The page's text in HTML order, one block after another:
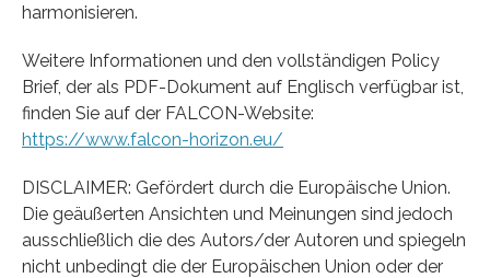
harmonisieren.
Weitere Informationen und den vollständigen Policy
Brief, der als PDF-Dokument auf Englisch verfügbar ist,
finden Sie auf der FALCON-Website:
https://www.falcon-horizon.eu/
DISCLAIMER: Gefördert durch die Europäische Union.
Die geäußerten Ansichten und Meinungen sind jedoch
ausschließlich die des Autors/der Autoren und spiegeln
nicht unbedingt die der Europäischen Union oder der